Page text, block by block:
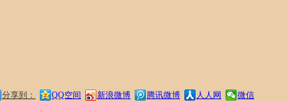
分享到： QQ空间 新浪微博 腾讯微博 人人网 微信